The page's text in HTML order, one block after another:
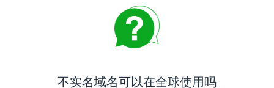
不实名域名可以在全球使用吗